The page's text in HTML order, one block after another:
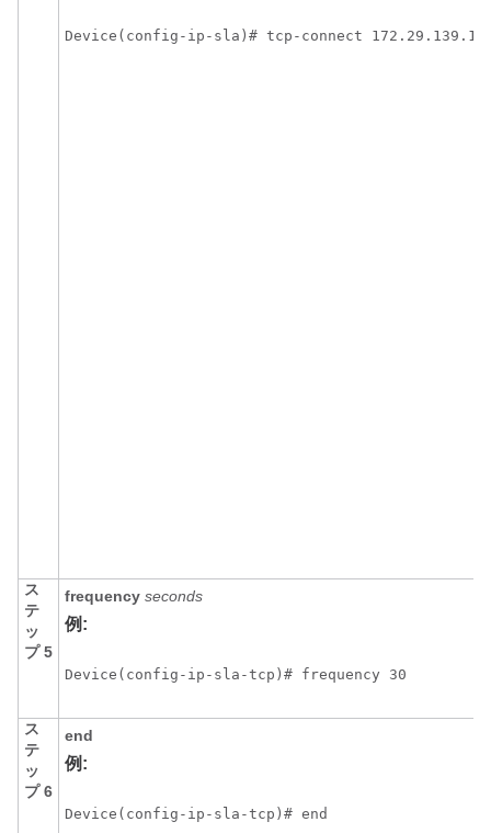
Device(config-ip-sla)# tcp-connect
ス
テ
ッ
プ 5
frequency seconds
例:
Device(config-ip-sla-tcp)# frequency 30
ス
テ
ッ
プ 6
end
例:
Device(config-ip-sla-tcp)# end